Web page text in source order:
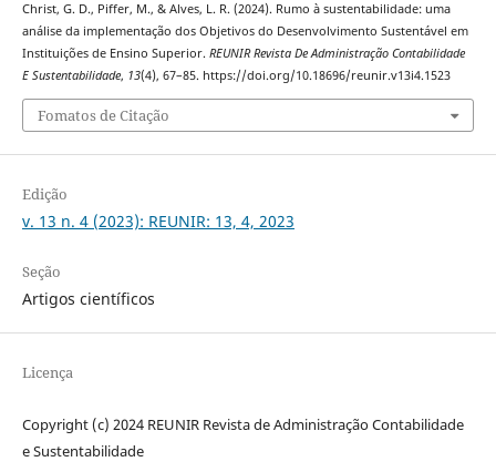
Christ, G. D., Piffer, M., & Alves, L. R. (2024). Rumo à sustentabilidade: uma
análise da implementação dos Objetivos do Desenvolvimento Sustentável em
Instituições de Ensino Superior. REUNIR Revista De Administração Contabilidade
E Sustentabilidade, 13(4), 67–85. https://doi.org/10.18696/reunir.v13i4.1523
Fomatos de Citação
Edição
v. 13 n. 4 (2023): REUNIR: 13, 4, 2023
Seção
Artigos científicos
Licença
Copyright (c) 2024 REUNIR Revista de Administração Contabilidade
e Sustentabilidade